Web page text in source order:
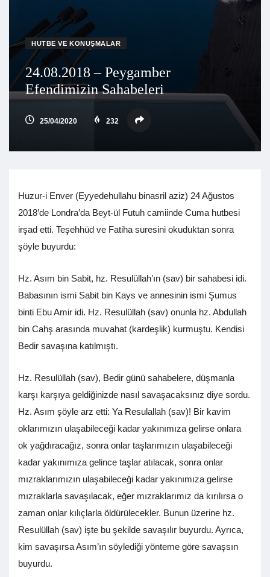
HUTBE VE KONUŞMALAR
24.08.2018 – Peygamber
Efendimizin Sahabeleri
25/04/2020 232
Huzur-i Enver (Eyyedehullahu binasril aziz) 24 Ağustos
2018’de Londra’da Beyt-ül Futuh camiinde Cuma hutbesi
irşad etti. Teşehhüd ve Fatiha suresini okuduktan sonra
şöyle buyurdu:
Hz. Asım bin Sabit, hz. Resulüllah’ın (sav) bir sahabesi idi.
Babasının ismi Sabit bin Kays ve annesinin ismi Şumus
binti Ebu Amir idi. Hz. Resulüllah (sav) onunla hz. Abdullah
bin Cahş arasında muvahat (kardeşlik) kurmuştu. Kendisi
Bedir savaşına katılmıştı.
Hz. Resulüllah (sav), Bedir günü sahabelere, düşmanla
karşı karşıya geldiğinizde nasıl savaşacaksınız diye sordu.
Hz. Asım şöyle arz etti: Ya Resulallah (sav)! Bir kavim
oklarımızın ulaşabileceği kadar yakınımıza gelirse onlara
ok yağdıracağız, sonra onlar taşlarımızın ulaşabileceği
kadar yakınımıza gelince taşlar atılacak, sonra onlar
mızraklarımızın ulaşabileceği kadar yakınımıza gelirse
mızraklarla savaşılacak, eğer mızraklarımız da kırılırsa o
zaman onlar kılıçlarla öldürülecekler. Bunun üzerine hz.
Resulüllah (sav) işte bu şekilde savaşılır buyurdu. Ayrıca,
kim savaşırsa Asım’ın söylediği yönteme göre savaşsın
buyurdu.